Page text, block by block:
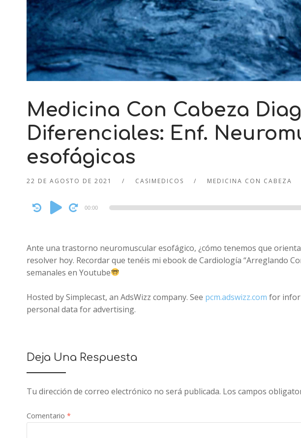
Medicina Con Cabeza
Diferenciales: Enf.
esofágicas
22 DE AGOSTO DE 2021 CASIMEDICOS MEDICINA CON CABEZA
Audio
Player
00:00
Ante una trastorno neuromuscular esofágico, ¿cómo tenemos que
resolver hoy. Recordar que tenéis mi ebook de Cardiología “Arreglando
semanales en Youtube
Hosted by Simplecast, an AdsWizz company. See pcm.adswizz.com for
personal data for advertising.
Deja Una Respuesta
Tu dirección de correo electrónico no será publicada. Los campos
Comentario *